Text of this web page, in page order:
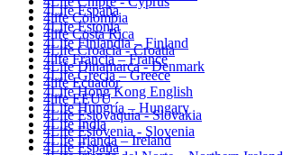
4Life España
4Life Estonia
4Life Finlandia – Finland
4life Francia – France
4Life Grecia – Greece
4Life Hong Kong English
4Life Hungría – Hungary
4Life India
4Life Irlanda – Ireland
4life Colombia
4life Costa Rica
4Life Croacia - Croatia
4Life Dinamarca - Denmark
4life Ecuador
4life EEUU
4Life Eslovaquia - Slovakia
4Life Eslovenia - Slovenia
4Life España